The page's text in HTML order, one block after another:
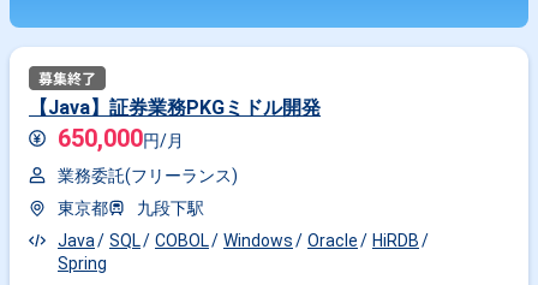
【Java】証券業務PKGミドル開発
650,000円/月
業務委託(フリーランス)
東京都
九段下駅
Java
SQL COBOL Windows Oracle
HiRDB
Spring